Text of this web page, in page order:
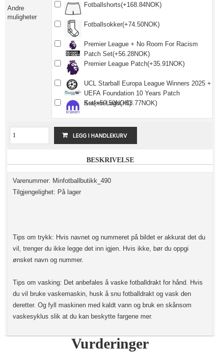
Andre
muligheter
Fotballshorts(+168.84NOK)
Fotballsokker(+74.50NOK)
Premier League + No Room For Racism
Patch Set(+56.28NOK)
Premier League Patch(+35.91NOK)
UCL Starball Europa League Winners 2025 +
UEFA Foundation 10 Years Patch
Set(+59.50NOK)
Kraken Logo(+33.77NOK)
BESKRIVELSE
Varenummer: Minfotballbutikk_490
Tilgjengelighet: På lager
Tips om trykk: Hvis navnet og nummeret på bildet er akkurat det du
vil, trenger du ikke legge det inn igjen. Hvis ikke, bør du oppgi
ønsket navn og nummer.
Tips om vasking: Det anbefales å vaske fotballdrakt for hånd. Hvis
du vil bruke vaskemaskin, husk å snu fotballdrakt og vask den
deretter. Og fyll maskinen med kaldt vann og bruk en skånsom
vaskesyklus slik at du kan beskytte fargene mer.
Vurderinger